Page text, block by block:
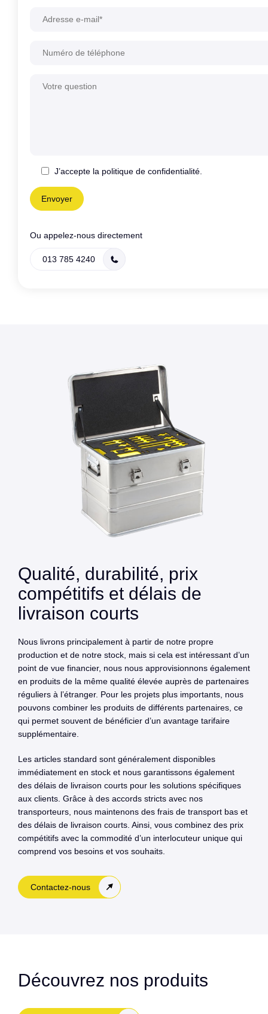
J’accepte la politique de confidentialité.
Ou appelez-nous directement
013 785 4240
Qualité, durabilité, prix
compétitifs et délais de
livraison courts
Nous livrons principalement à partir de notre propre
production et de notre stock, mais si cela est intéressant d’un
point de vue financier, nous nous approvisionnons également
en produits de la même qualité élevée auprès de partenaires
réguliers à l’étranger. Pour les projets plus importants, nous
pouvons combiner les produits de différents partenaires, ce
qui permet souvent de bénéficier d’un avantage tarifaire
supplémentaire.
Les articles standard sont généralement disponibles
immédiatement en stock et nous garantissons également
des délais de livraison courts pour les solutions spécifiques
aux clients. Grâce à des accords stricts avec nos
transporteurs, nous maintenons des frais de transport bas et
des délais de livraison courts. Ainsi, vous combinez des prix
compétitifs avec la commodité d’un interlocuteur unique qui
comprend vos besoins et vos souhaits.
Contactez-nous
Découvrez nos produits